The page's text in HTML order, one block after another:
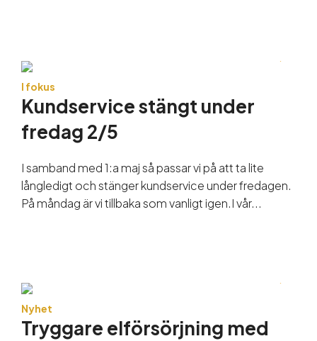
I fokus
Kundservice stängt under
fredag 2/5
I samband med 1:a maj så passar vi på att ta lite
långledigt och stänger kundservice under fredagen.
På måndag är vi tillbaka som vanligt igen.I vår...
Nyhet
Tryggare elförsörjning med